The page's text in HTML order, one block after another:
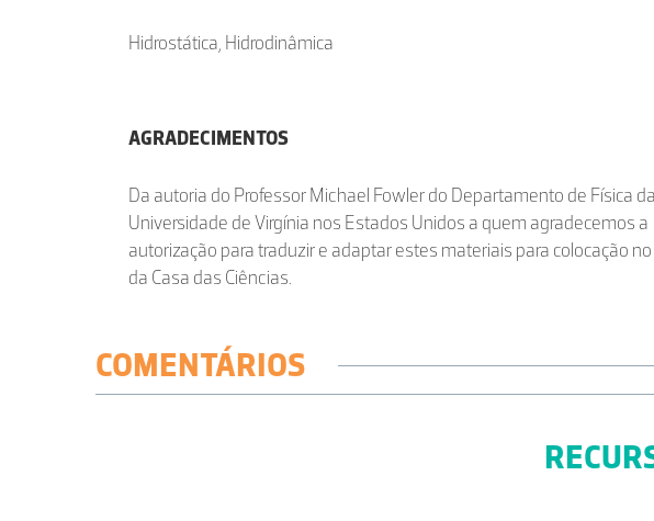
Hidrostática, Hidrodinâmica
AGRADECIMENTOS
Da autoria do Professor Michael Fowler do Departamento de Física da
Universidade de Virgínia nos Estados Unidos a quem agradecemos a
autorização para traduzir e adaptar estes materiais para colocação
da Casa das Ciências.
COMENTÁRIOS